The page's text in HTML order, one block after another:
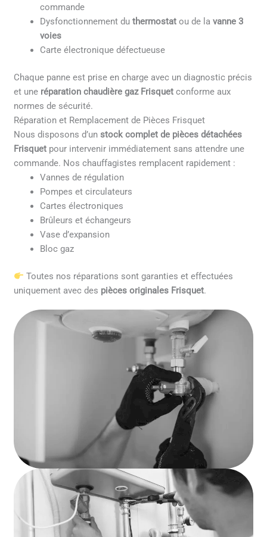
commande
Dysfonctionnement duthermostat ou de lavanne 3
voies
Carte électronique défectueuse
Chaque panne est prise en charge avec un diagnostic précis
et une réparation chaudière gaz Frisquet conforme aux
normes de sécurité.
Réparation et Remplacement de Pièces Frisquet
Nous disposons d’unstock complet de pièces détachées
Frisquet pour intervenir immédiatement sans attendre une
commande. Nos chauffagistes remplacent rapidement :
Vannes de régulation
Pompes et circulateurs
Cartes électroniques
Brûleurs et échangeurs
Vase d’expansion
Bloc gaz
Toutes nos réparations sont garanties et effectuées
uniquement avec des pièces originales Frisquet.